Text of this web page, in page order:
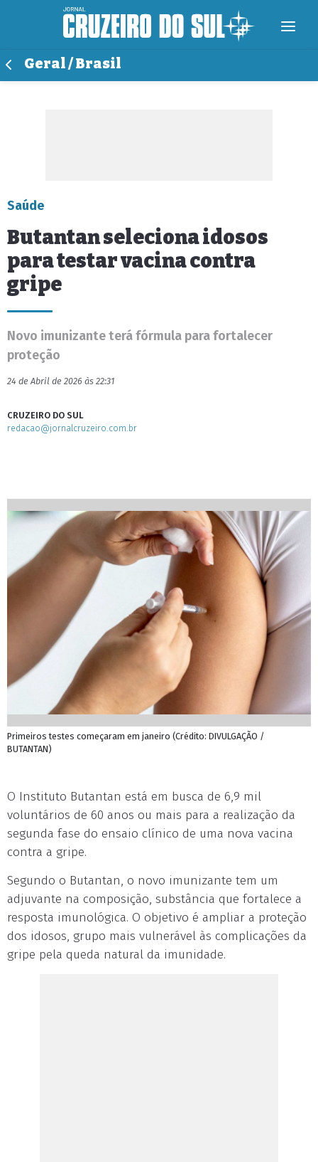
Geral / Brasil
Saúde
Butantan seleciona idosos
para testar vacina contra
gripe
Novo imunizante terá fórmula para fortalecer
proteção
24 de Abril de 2026 às 22:31
CRUZEIRO DO SUL
redacao@jornalcruzeiro.com.br
Primeiros testes começaram em janeiro (Crédito: DIVULGAÇÃO /
BUTANTAN)
O Instituto Butantan está em busca de 6,9 mil
voluntários de 60 anos ou mais para a realização da
segunda fase do ensaio clínico de uma nova vacina
contra a gripe.
Segundo o Butantan, o novo imunizante tem um
adjuvante na composição, substância que fortalece a
resposta imunológica. O objetivo é ampliar a proteção
dos idosos, grupo mais vulnerável às complicações da
gripe pela queda natural da imunidade.